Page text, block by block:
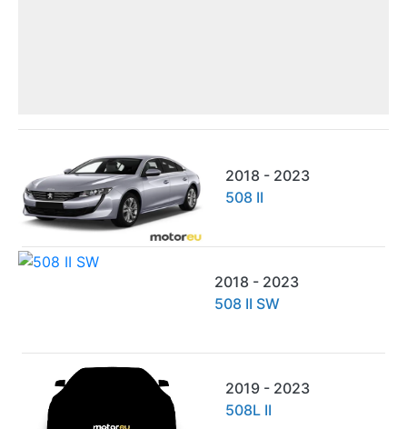
2018 - 2023
508 II
2018 - 2023
508 II SW
2019 - 2023
508L II